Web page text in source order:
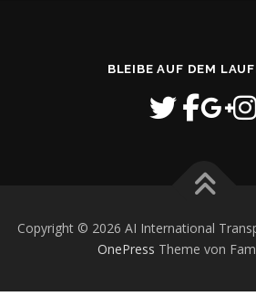
BLEIBE AUF DEM
Copyright © 2026 AI International
OnePress Theme von